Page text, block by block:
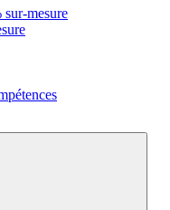
mesure